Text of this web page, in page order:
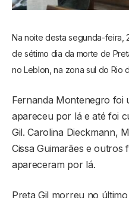
Na noite desta segunda-feira,
de sétimo dia da morte de
no Leblon, na zona sul do Rio
Fernanda Montenegro foi
apareceu por lá e até foi
Gil. Carolina Dieckmann,
Cissa Guimarães e outros
apareceram por lá.
Preta Gil morreu no